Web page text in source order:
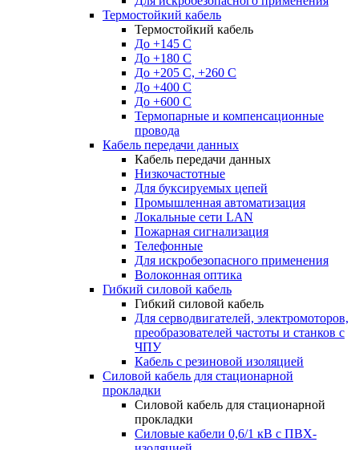
Термостойкий кабель
Термостойкий кабель
До +145 С
До +180 C
До +205 С, +260 С
До +400 C
До +600 С
Термопарные и компенсационные
провода
Кабель передачи данных
Кабель передачи данных
Низкочастотные
Для буксируемых цепей
Промышленная автоматизация
Локальные сети LAN
Пожарная сигнализация
Телефонные
Для искробезопасного применения
Волоконная оптика
Гибкий силовой кабель
Гибкий силовой кабель
Для серводвигателей, электромоторов,
преобразователей частоты и станков с
ЧПУ
Кабель с резиновой изоляцией
Силовой кабель для стационарной
прокладки
Силовой кабель для стационарной
прокладки
Силовые кабели 0,6/1 кВ с ПВХ-